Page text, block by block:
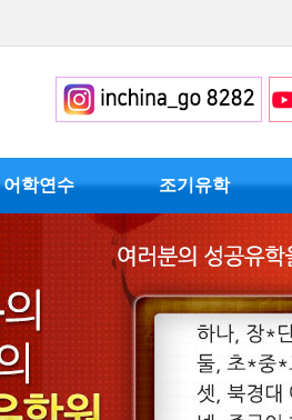
어학연수 조기유학